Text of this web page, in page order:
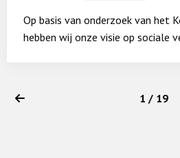
Op basis van onderzoek van het
hebben wij onze visie op sociale
1 / 19